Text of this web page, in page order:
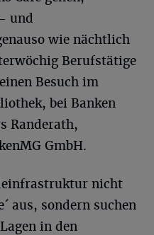
und
wie nächtlich
Berufstätige
Besuch im
bei Banken
Randerath,
GmbH.
nicht
aus, sondern suchen
in den